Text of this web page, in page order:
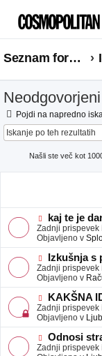
Seznam forumov
Pojdi na napredno
Našli ste več kot
N
o
v
e
o
b
j
a
v
e
kaj te je
Zadnji prispevek
Objavljeno v
N
o
v
e
o
b
j
a
v
e
Izkušnja s
Zadnji prispevek
Objavljeno v
N
o
v
e
o
b
KAKŠNA
Zadnji prispevek
Objavljeno v
N
o
Odnosi
Zadnji prispevek